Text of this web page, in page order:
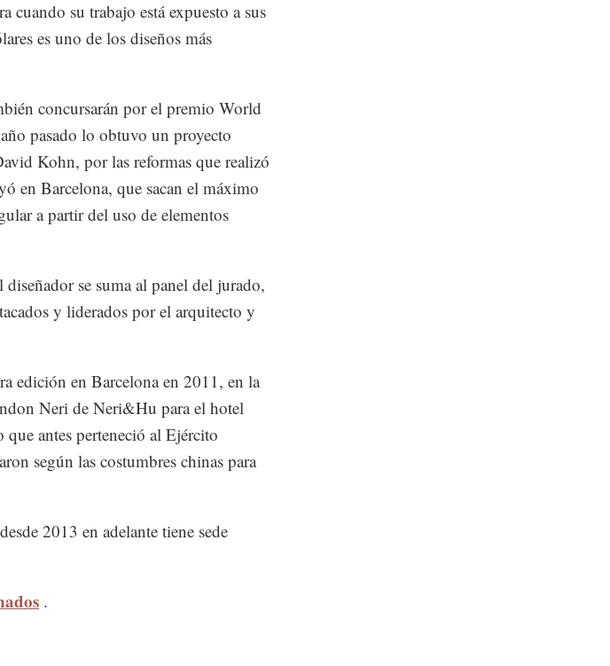
su trabajo está expuesto a sus
es uno de los diseños más
concursarán por el premio World
pasado lo obtuvo un proyecto
Kohn, por las reformas que realizó
en Barcelona, que sacan el máximo
a partir del uso de elementos
se suma al panel del jurado,
y liderados por el arquitecto y
edición en Barcelona en 2011, en la
Neri de Neri&Hu para el hotel
que antes perteneció al Ejército
según las costumbres chinas para
2013 en adelante tiene sede
.